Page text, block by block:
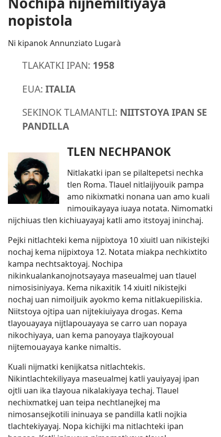
nopistola
Ni kipanok Annunziato Lugarà
TLAKATKI IPAN: 1958
EUA: ITALIA
SEKINOK TLAMANTLI: NIITSTOYA IPAN SE
PANDILLA
TLEN NECHPANOK
Nitlakatki ipan se pilaltepetsi nechka
tlen Roma. Tlauel nitlaijiyouik pampa
amo nikixmatki nonana uan amo kuali
nimouikayaya iuaya notata. Nimomatki
nijchiuas tlen kichiuayayaj katli amo itstoyaj ininchaj.
Pejki nitlachteki kema nijpixtoya 10 xiuitl uan nikistejki
nochaj kema nijpixtoya 12. Notata miakpa nechkixtito
kampa nechtsaktoyaj. Nochipa
nikinkualankanojnotsayaya maseualmej uan tlauel
nimosisiniyaya. Kema nikaxitik 14 xiuitl nikistejki
nochaj uan nimoiljuik ayokmo kema nitlakuepiliskia.
Niitstoya ojtipa uan nijtekiuiyaya drogas. Kema
tlayouayaya nijtlapouayaya se carro uan nopaya
nikochiyaya, uan kema panoyaya tlajkoyoual
nijtemouayaya kanke nimaltis.
Kuali nijmatki kenijkatsa nitlachtekis.
Nikintlachtekiliyaya maseualmej katli yauiyayaj ipan
ojtli uan ika tlayoua nikalakiyaya techaj. Tlauel
nechixmatkej uan teipa nechtlanejkej ma
nimosansejkotili ininuaya se pandilla katli nojkia
tlachtekiyayaj. Nopa kichijki ma nitlachteki ipan